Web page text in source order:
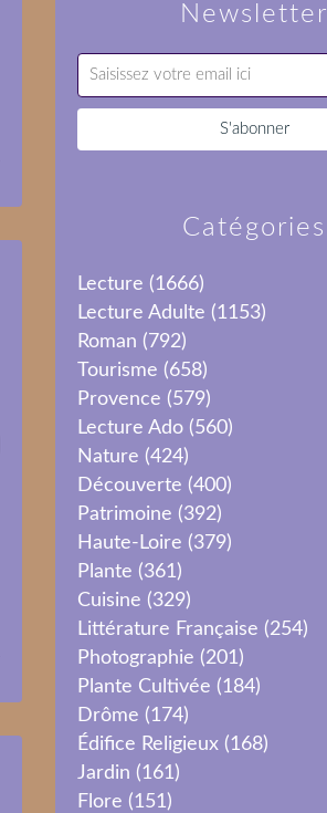
Newsletter
Catégories
Lecture (1666)
Lecture Adulte (1153)
Roman (792)
Tourisme (658)
Provence (579)
Lecture Ado (560)
Nature (424)
Découverte (400)
Patrimoine (392)
Haute-Loire (379)
Plante (361)
Cuisine (329)
Littérature Française (254)
Photographie (201)
Plante Cultivée (184)
Drôme (174)
Édifice Religieux (168)
Jardin (161)
Flore (151)